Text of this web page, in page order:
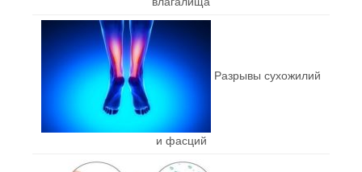
Разрывы сухожилий
и фасций